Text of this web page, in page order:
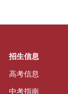
招生信息
高考信息
中考指南